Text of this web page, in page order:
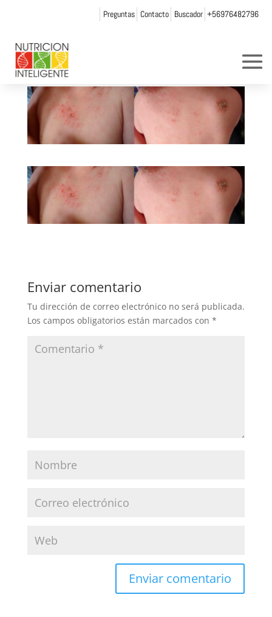
Preguntas Contacto Buscador +56976482796
alergia2
porWeb Admin NI
Enviar comentario
Tu dirección de correo electrónico no será publicada.
Los campos obligatorios están marcados con *